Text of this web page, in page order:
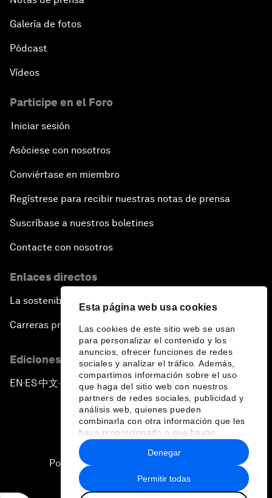
Esta página web usa cookies
Las cookies de este sitio web se usan
para personalizar el contenido y los
anuncios, ofrecer funciones de redes
sociales y analizar el tráfico. Además,
compartimos información sobre el uso
que haga del sitio web con nuestros
partners de redes sociales, publicidad y
análisis web, quienes pueden
combinarla con otra información que les
haya proporcionado o que hayan
recopilado a partir del uso que haya
hecho de sus servicios.
Permitir todas
Denegar
Galería de fotos
Pódcast
Vídeos
Participe en el Foro
Iniciar sesión
Asóciese con nosotros
Conviértase en miembro
Regístrese para recibir nuestras notas de prensa
Suscríbase a nuestros boletines
Contacte con nosotros
Enlaces directos
La sostenibilidad en el Foro
Carreras profesionales
Ediciones en otros idiomas
EN ▪ES▪中文▪ 日本語
Política de privacidad y normas de uso
Sitemap